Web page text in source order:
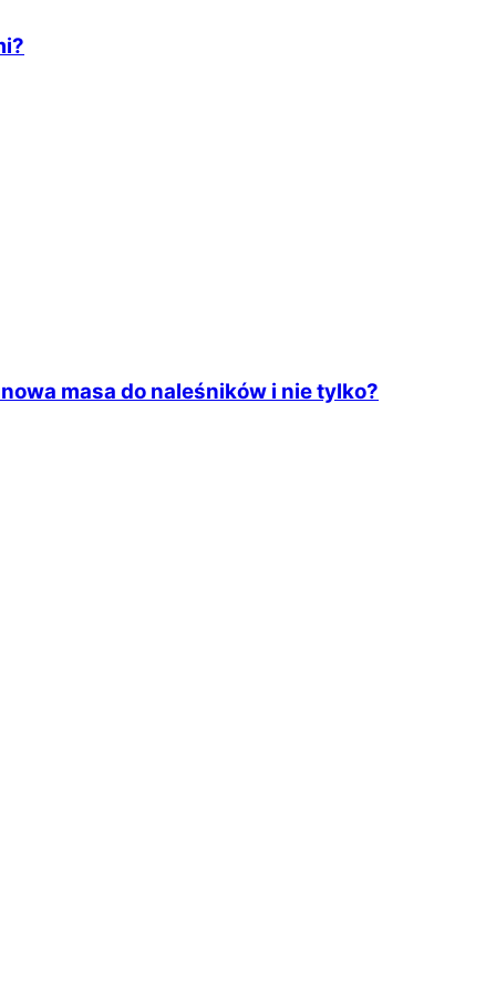
masa do naleśników i nie tylko?